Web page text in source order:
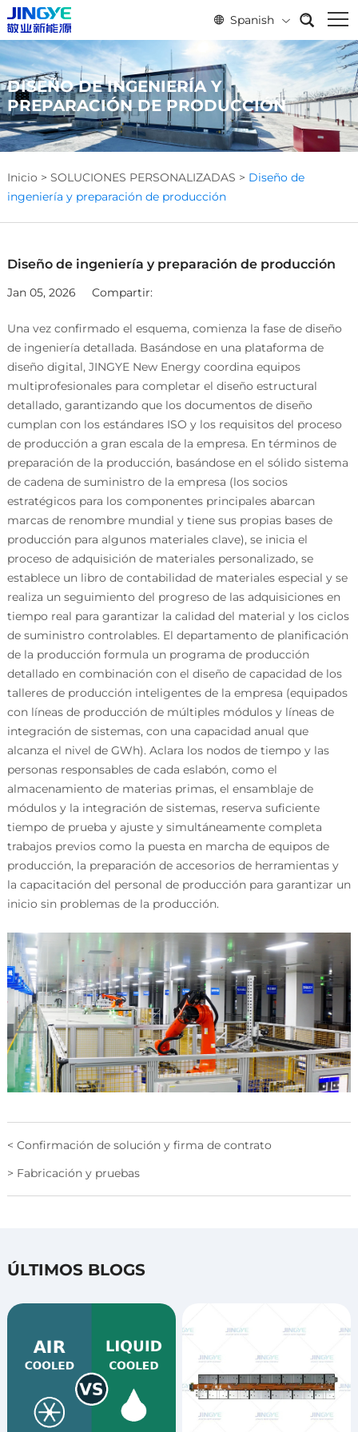
Spanish
DISEÑO DE INGENIERÍA Y
PREPARACIÓN DE PRODUCCIÓN
Inicio > SOLUCIONES PERSONALIZADAS > Diseño de
ingeniería y preparación de producción
Diseño de ingeniería y preparación de producción
Jan 05, 2026 Compartir:
Una vez confirmado el esquema, comienza la fase de diseño
de ingeniería detallada. Basándose en una plataforma de
diseño digital, JINGYE New Energy coordina equipos
multiprofesionales para completar el diseño estructural
detallado, garantizando que los documentos de diseño
cumplan con los estándares ISO y los requisitos del proceso
de producción a gran escala de la empresa. En términos de
preparación de la producción, basándose en el sólido sistema
de cadena de suministro de la empresa (los socios
estratégicos para los componentes principales abarcan
marcas de renombre mundial y tiene sus propias bases de
producción para algunos materiales clave), se inicia el
proceso de adquisición de materiales personalizado, se
establece un libro de contabilidad de materiales especial y se
realiza un seguimiento del progreso de las adquisiciones en
tiempo real para garantizar la calidad del material y los ciclos
de suministro controlables. El departamento de planificación
de la producción formula un programa de producción
detallado en combinación con el diseño de capacidad de los
talleres de producción inteligentes de la empresa (equipados
con líneas de producción de múltiples módulos y líneas de
integración de sistemas, con una capacidad anual que
alcanza el nivel de GWh). Aclara los nodos de tiempo y las
personas responsables de cada eslabón, como el
almacenamiento de materias primas, el ensamblaje de
módulos y la integración de sistemas, reserva suficiente
tiempo de prueba y ajuste y simultáneamente completa
trabajos previos como la puesta en marcha de equipos de
producción, la preparación de accesorios de herramientas y
la capacitación del personal de producción para garantizar un
inicio sin problemas de la producción.
< Confirmación de solución y firma de contrato
> Fabricación y pruebas
ÚLTIMOS BLOGS